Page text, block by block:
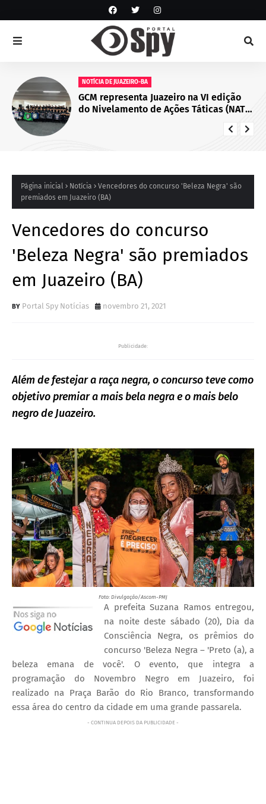
NOTÍCIA DE JUAZEIRO-BA
GCM representa Juazeiro na VI edição
do Nivelamento de Ações Táticas (NAT-
Página inicial Notícia
Vencedores do concurso 'Beleza Negra' são
premiados em Juazeiro (BA)
Vencedores do concurso
'Beleza Negra' são premiados
em Juazeiro (BA)
Portal Spy Notícias novembro 21, 2021
Publicidade:
Além de festejar a raça negra, o concurso teve como
objetivo premiar a mais bela negra e o mais belo
negro de Juazeiro.
Foto: Divulgação/Ascom-PMJ
A prefeita Suzana Ramos entregou,
na noite deste sábado (20), Dia da
Consciência Negra, os prêmios do
concurso 'Beleza Negra – 'Preto (a), a
beleza emana de você'. O evento, que integra a
programação do Novembro Negro em Juazeiro, foi
realizado na Praça Barão do Rio Branco, transformando
essa área do centro da cidade em uma grande passarela.
- CONTINUA DEPOIS DA PUBLICIDADE -